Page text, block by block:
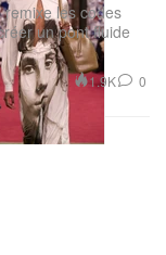
les codes
un pont fluide
1.9K 0